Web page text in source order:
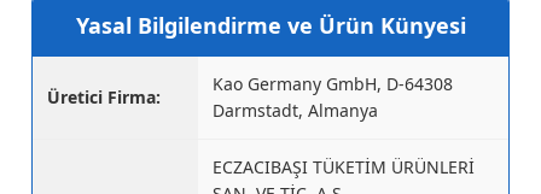
Yasal Bilgilendirme ve Ürün Künyesi
Üretici Firma:
Kao Germany GmbH, D-64308
Darmstadt, Almanya
ECZACIBAŞI TÜKETİM ÜRÜNLERİ